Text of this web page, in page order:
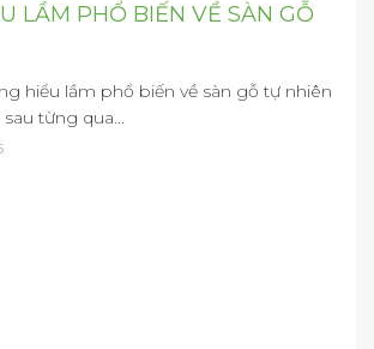
LẦM PHỔ BIẾN VỀ SÀN GỖ
hiểu lầm phổ biến về sàn gỗ tự nhiên
từng qua...